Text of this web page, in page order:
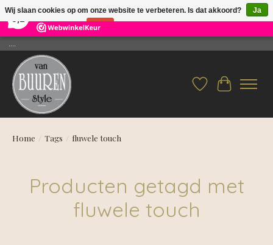
26 Reviews ×
....
Verlanglijst
Home / Tags / fluwele touch
Producten getagd met
fluwele touch
Wij slaan cookies op om onze website te verbeteren. Is dat akkoord?
Ja
Nee